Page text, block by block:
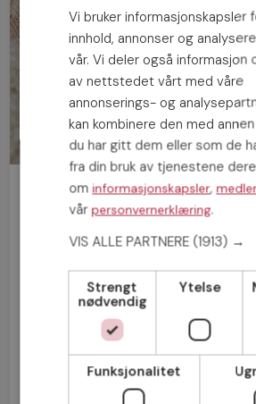
Bli medlem gratis!
Mann
Vi bruker informasjonskapsler
innhold, annonser og
vår. Vi deler også informasjon
av nettstedet vårt med våre
annonserings- og
kan kombinere den med
du har gitt dem eller som de
fra din bruk av tjenestene
ominformasjonskapsler,
vårpersonvernerklæring.
VIS ALLE PARTNERE (1913) →
Strengt
nødvendig
Ytelse
Funksjonalitet